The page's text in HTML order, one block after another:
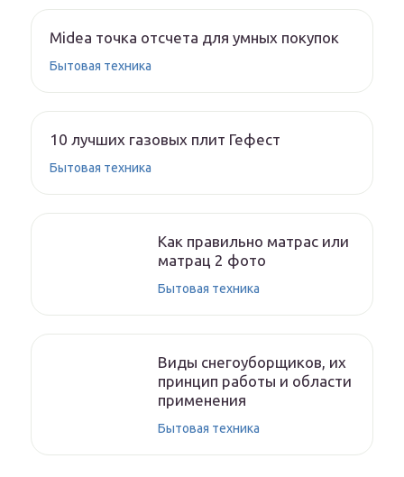
Midea точка отсчета для умных покупок
Бытовая техника
10 лучших газовых плит Гефест
Бытовая техника
Как правильно матрас или
матрац 2 фото
Бытовая техника
Виды снегоуборщиков, их
принцип работы и области
применения
Бытовая техника